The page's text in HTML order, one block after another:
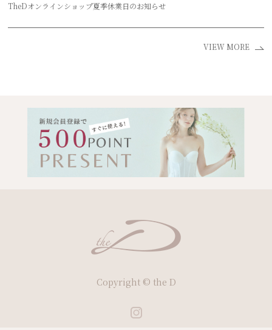
TheDオンラインショップ夏季休業日のお知らせ
VIEW MORE
Copyright © the D